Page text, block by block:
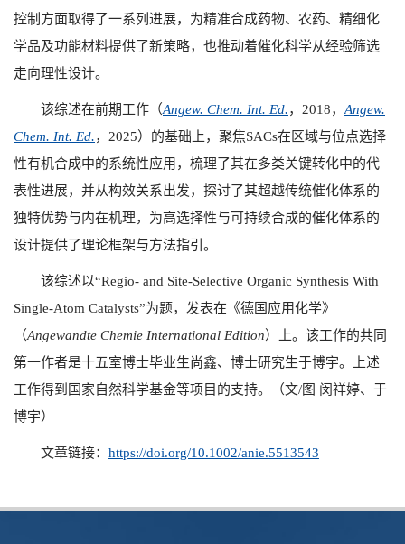
控制方面取得了一系列进展，为精准合成药物、农药、精细化
学品及功能材料提供了新策略，也推动着催化科学从经验筛选
走向理性设计。
该综述在前期工作（Angew. Chem. Int. Ed.， 2018， Angew.
Chem. Int. Ed.， 2025）的基础上，聚焦SACs在区域与位点选择
性有机合成中的系统性应用，梳理了其在多类关键转化中的代
表性进展，并从构效关系出发，探讨了其超越传统催化体系的
独特优势与内在机理，为高选择性与可持续合成的催化体系的
设计提供了理论框架与方法指引。
该综述以“Regio- and Site-Selective Organic Synthesis With
Single-Atom Catalysts”为题，发表在《德国应用化学》
（Angewandte Chemie International Edition）上。该工作的共同
第一作者是十五室博士毕业生尚鑫、博士研究生于博宇。上述
工作得到国家自然科学基金等项目的支持。（文/图 闵祥婷、于
博宇）
文章链接： https://doi.org/10.1002/anie.5513543